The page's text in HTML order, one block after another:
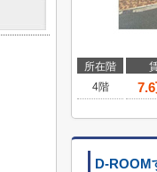
所在階
4階
7.6
D-ROOM